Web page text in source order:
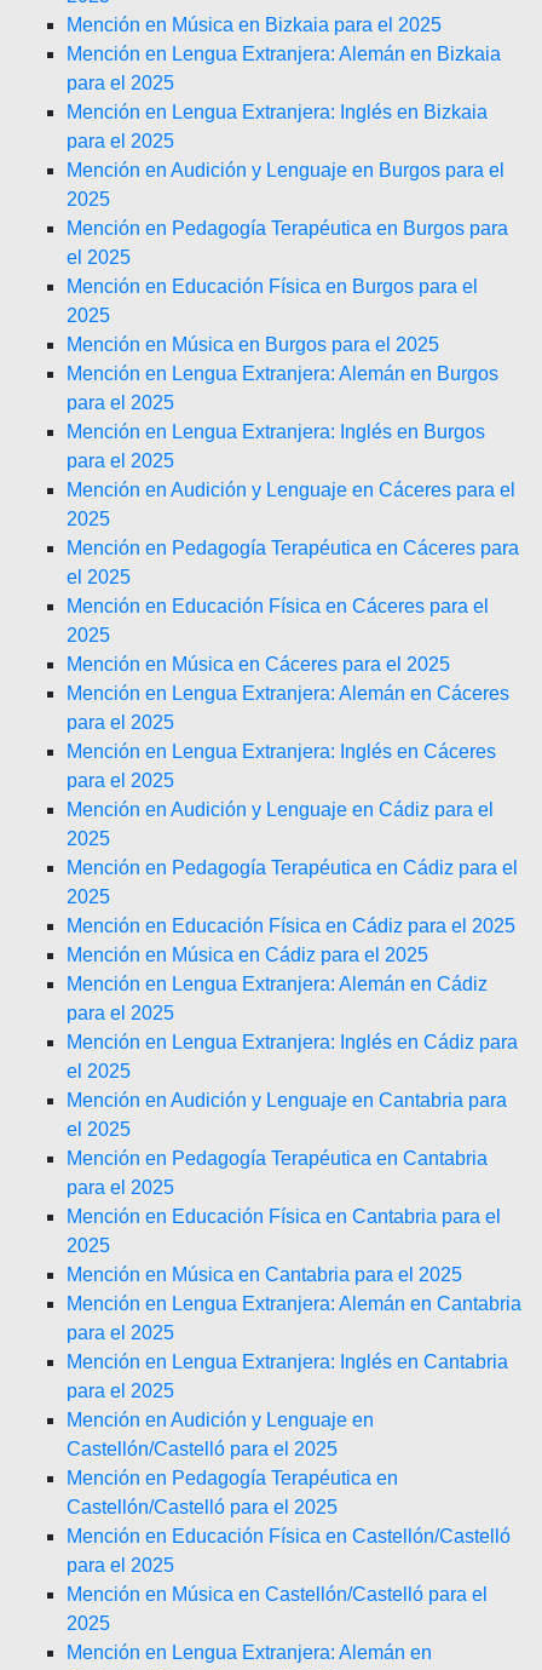
Mención en Música en Bizkaia para el 2025
Mención en Lengua Extranjera: Alemán en Bizkaia
para el 2025
Mención en Lengua Extranjera: Inglés en Bizkaia
para el 2025
Mención en Audición y Lenguaje en Burgos para el
2025
Mención en Pedagogía Terapéutica en Burgos para
el 2025
Mención en Educación Física en Burgos para el
2025
Mención en Música en Burgos para el 2025
Mención en Lengua Extranjera: Alemán en Burgos
para el 2025
Mención en Lengua Extranjera: Inglés en Burgos
para el 2025
Mención en Audición y Lenguaje en Cáceres para el
2025
Mención en Pedagogía Terapéutica en Cáceres para
el 2025
Mención en Educación Física en Cáceres para el
2025
Mención en Música en Cáceres para el 2025
Mención en Lengua Extranjera: Alemán en Cáceres
para el 2025
Mención en Lengua Extranjera: Inglés en Cáceres
para el 2025
Mención en Audición y Lenguaje en Cádiz para el
2025
Mención en Pedagogía Terapéutica en Cádiz para el
2025
Mención en Educación Física en Cádiz para el 2025
Mención en Música en Cádiz para el 2025
Mención en Lengua Extranjera: Alemán en Cádiz
para el 2025
Mención en Lengua Extranjera: Inglés en Cádiz para
el 2025
Mención en Audición y Lenguaje en Cantabria para
el 2025
Mención en Pedagogía Terapéutica en Cantabria
para el 2025
Mención en Educación Física en Cantabria para el
2025
Mención en Música en Cantabria para el 2025
Mención en Lengua Extranjera: Alemán en Cantabria
para el 2025
Mención en Lengua Extranjera: Inglés en Cantabria
para el 2025
Mención en Audición y Lenguaje en
Castellón/Castelló para el 2025
Mención en Pedagogía Terapéutica en
Castellón/Castelló para el 2025
Mención en Educación Física en Castellón/Castelló
para el 2025
Mención en Música en Castellón/Castelló para el
2025
Mención en Lengua Extranjera: Alemán en